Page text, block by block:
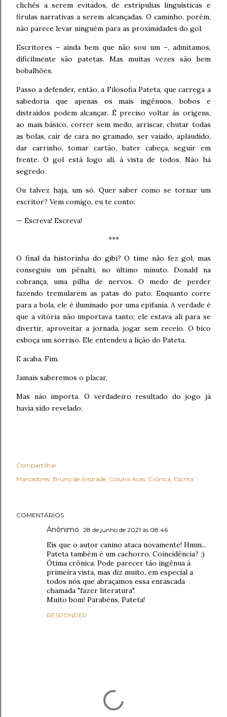
clichês a serem evitados, de estripulias linguísticas e
firulas narrativas a serem alcançadas. O caminho, porém,
não parece levar ninguém para as proximidades do gol.
Escritores – ainda bem que não sou um –, admitamos,
dificilmente são patetas. Mas muitas vezes são bem
bobalhões.
Passo a defender, então, a Filosofia Pateta, que carrega a
sabedoria que apenas os mais ingênuos, bobos e
distraídos podem alcançar. É preciso voltar às origens,
ao mais básico, correr sem medo, arriscar, chutar todas
as bolas, cair de cara no gramado, ser vaiado, aplaudido,
dar carrinho, tomar cartão, bater cabeça, seguir em
frente. O gol está logo ali, à vista de todos. Não há
segredo.
Ou talvez haja, um só. Quer saber como se tornar um
escritor? Vem comigo, eu te conto:
— Escreva! Escreva!
***
O final da historinha do gibi? O time não fez gol, mas
conseguiu um pênalti, no último minuto. Donald na
cobrança, uma pilha de nervos. O medo de perder
fazendo tremularem as patas do pato. Enquanto corre
para a bola, ele é iluminado por uma epifania. A verdade é
que a vitória não importava tanto; ele estava ali para se
divertir, aproveitar a jornada, jogar sem receio. O bico
esboça um sorriso. Ele entendeu a lição do Pateta.
E acaba. Fim.
Jamais saberemos o placar.
Mas não importa. O verdadeiro resultado do jogo já
havia sido revelado.
Compartilhar
Marcadores: Bruno de Andrade Coluna Asas Crônica Escrita
COMENTÁRIOS
Anônimo 28 de junho de 2021 às 08:46
Eis que o autor canino ataca novamente! Hmm...
Pateta também é um cachorro. Coincidência? ;)
Ótima crônica. Pode parecer tão ingênua à
primeira vista, mas diz muito, em especial a
todos nós que abraçamos essa enrascada
chamada "fazer literatura".
Muito bom! Parabéns, Pateta!
RESPONDER